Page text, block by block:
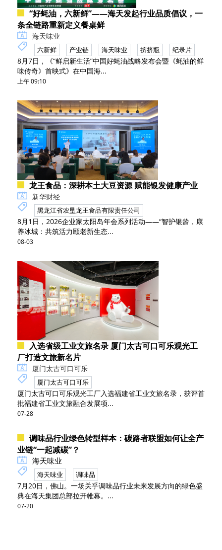
“好蚝油，六新鲜”——海天发起行业品质倡议，一
条全链路重新定义餐桌鲜
海天味业
六新鲜 产业链 海天味业 挤挤瓶 纪录片
8月7日，《“鲜启新生活”中国好蚝油战略发布会暨《蚝油的鲜
味传奇》首映式》在中国海...
上午 09:10
龙王食品：深耕本土大豆资源 赋能银发健康产业
新华财经
黑龙江省农垦龙王食品有限责任公司
8月1日，2026企业家太阳岛年会系列活动——“智护银龄，康
养冰城：共筑活力颐老新生态...
08-03
入选省级工业文旅名录 厦门太古可口可乐观光工
厂打造文旅新名片
厦门太古可口可乐
厦门太古可口可乐
厦门太古可口可乐观光工厂入选福建省工业文旅名录，获评首
批福建省工业文旅融合发展项...
07-28
调味品行业绿色转型样本：碳路者联盟如何让全产
业链“一起减碳”？
海天味业
海天味业 调味品
7月20日，佛山。一场关乎调味品行业未来发展方向的绿色盛
典在海天集团总部拉开帷幕。...
07-20